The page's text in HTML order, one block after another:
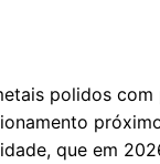
polidos
que em